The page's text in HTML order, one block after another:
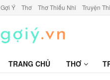
Gợi Ý Thơ Thơ Thiếu Nhi Truyện
TRANG CHỦ THƠ